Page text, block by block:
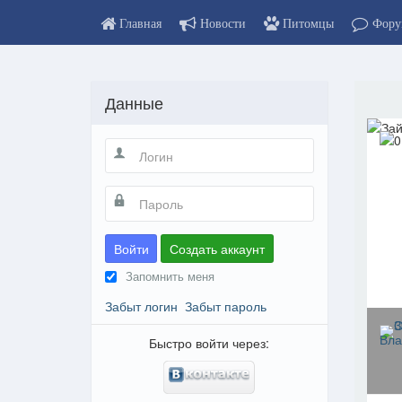
Главная Новости Питомцы
Данные
Войти Создать аккаунт
Запомнить меня
Забыт логин Забыт пароль
Быстро войти через: